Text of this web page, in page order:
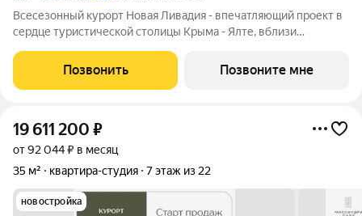
Всесезонный курорт Новая Ливадия - впечатляющий проект в
сердце туристической столицы Крыма - Ялте, вблизи
неповторимом по красоте месте. В окружении национального
заповедника, с видами на море и горы.
Позвонить Позвоните мне
19 611 200 ₽
от 92 044 ₽ в месяц
35 м²
квартира-студия 7 этаж из 22
новостройка